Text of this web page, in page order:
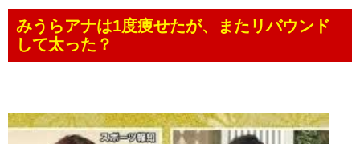
みうらアナは1度痩せたが、またリバウンド
して太った？